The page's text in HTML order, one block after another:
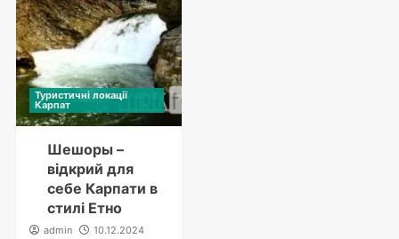
Туристичні локації
Карпат
Шешоры –
відкрий для
себе Карпати в
стилі Етно
admin
10.12.2024